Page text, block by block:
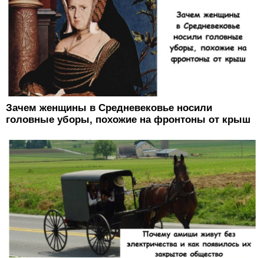
Зачем женщины в Средневековье носили
головные уборы, похожие на фронтоны от крыш